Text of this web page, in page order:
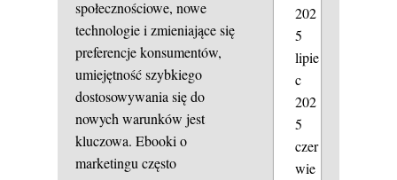
społecznościowe, nowe
technologie i zmieniające się
preferencje konsumentów,
umiejętność szybkiego
dostosowywania się do
nowych warunków jest
kluczowa. Ebooki o
marketingu często
202
5
lipie
c
202
5
czer
wie